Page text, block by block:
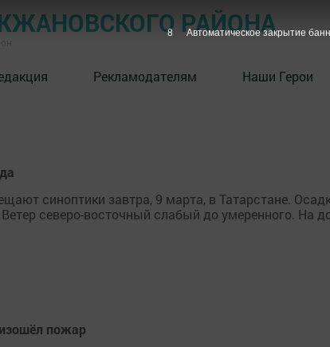
РАЙОНА
Рекламодателям Наши Герои
синоптики завтра, 9 марта, в Татарстане.
северо-восточный слабый до умеренного. На
пожар
7 Автоматическое закрытие